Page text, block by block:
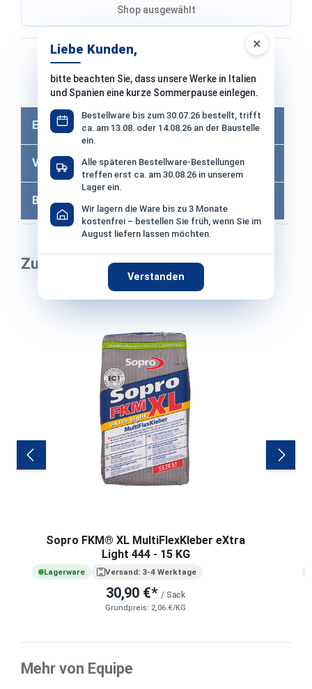
×
Liebe Kunden,
bitte beachten Sie, dass unsere Werke in Italien
und Spanien eine kurze Sommerpause einlegen.
Bestellware bis zum 30.07.26 bestellt, trifft
ca. am 13.08. oder 14.08.26 an der Baustelle
ein.
Alle späteren Bestellware-Bestellungen
treffen erst ca. am 30.08.26 in unserem
Lager ein.
Wir lagern die Ware bis zu 3 Monate
kostenfrei – bestellen Sie früh, wenn Sie im
August liefern lassen möchten.
Verstanden
Shop ausgewählt
Bezahlen mit
Bei Bezahlung per Vorkasse −2% Skonto
Eigenschaften
Versandkosten
Bewertungen
Zubehör
Produktgalerie überspringen
Sopro FKM® XL MultiFlexKleber eXtra
Light 444 - 15 KG
Lagerware Versand: 3-4 Werktage
30,90 €* / Sack
Grundpreis: 2,06 €/KG
Mehr von Equipe